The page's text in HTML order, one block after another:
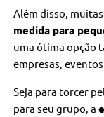
Além disso,
medida para
uma ótima opção
empresas,
Seja para torcer
para seu grupo, a